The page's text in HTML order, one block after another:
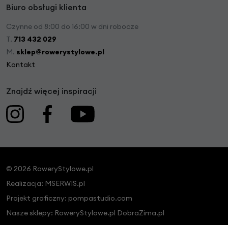
Biuro obsługi klienta
Czynne od 8:00 do 16:00 w dni robocze
T. 713 432 029
M. sklep@rowerystylowe.pl
Kontakt
Znajdź więcej inspiracji
© 2026 RoweryStylowe.pl
Realizacja: MSERWIS.pl
Projekt graficzny: pompastudio.com
Nasze sklepy: RoweryStylowe.pl DobraZima.pl